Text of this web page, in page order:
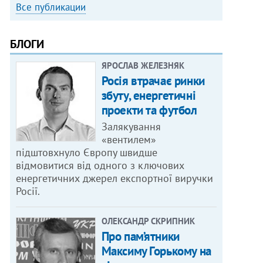
Все публикации
БЛОГИ
ЯРОСЛАВ ЖЕЛЕЗНЯК
Росія втрачає ринки
збуту, енергетичні
проекти та футбол
Залякування
«вентилем»
підштовхнуло Європу швидше
відмовитися від одного з ключових
енергетичних джерел експортної виручки
Росії.
ОЛЕКСАНДР СКРИПНИК
Про пам’ятники
Максиму Горькому на